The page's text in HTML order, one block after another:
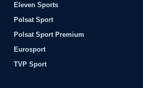
Eleven Sports
Polsat Sport
Polsat Sport Premium
Eurosport
TVP Sport